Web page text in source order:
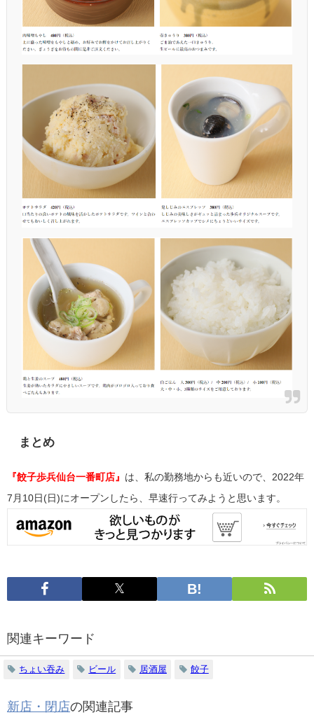
まとめ
『餃子歩兵仙台一番町店』 は、私の勤務地からも近いので、2022年
7月10日(日)にオープンしたら、早速行ってみようと思います。
関連キーワード
ちょい吞み ビール 居酒屋 餃子
新店・閉店の関連記事